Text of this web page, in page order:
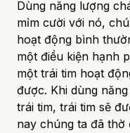
Dùng năng lượng
mỉm cười với nó,
hoạt động bình
một điều kiện hạnh
một trái tim hoạt
được. Khi dùng
trái tim, trái tim sẽ
nay chúng ta đã thờ